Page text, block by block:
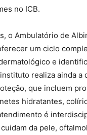
no ICB.
o Ambulatório de
um ciclo
e
realiza ainda a
que incluem
hidratantes,
é
da pele,